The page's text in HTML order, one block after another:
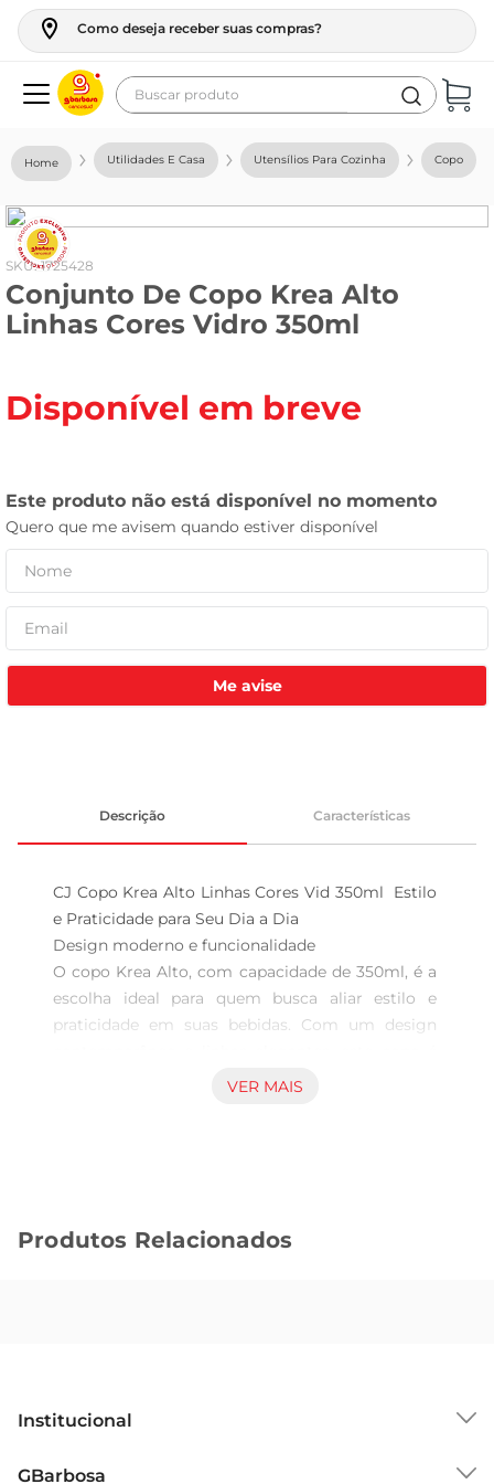
Como deseja receber suas compras?
Buscar produto
Utilidades E Casa Utensílios Para Cozinha Copo
:1725428
Conjunto De Copo Krea Alto
Linhas Cores Vidro 350ml
Disponível em breve
Me avise
Descrição Características
CJ Copo Krea Alto Linhas Cores Vid 350ml  Estilo
e Praticidade para Seu Dia a Dia
Design moderno e funcionalidade
O copo Krea Alto, com capacidade de 350ml, é a
escolha ideal para quem busca aliar estilo e
praticidade em suas bebidas. Com um design
perfeito para diversas ocasiões, desde um simples
Fabricado em vidro de alta qualidade, o copo
seguro para uso em máquinas de lavar louça,
Versatilidade para diferentes bebidas
VER MAIS
Produtos Relacionados
Institucional
GBarbosa
geladeira
maquina lavar
fogao
café
cerveja
leite
tv